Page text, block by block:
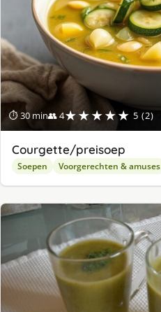
⏱ 30 min👥 4★★★★★ 5 (2)
Courgette/preisoep
Soepen Voorgerechten & amuses